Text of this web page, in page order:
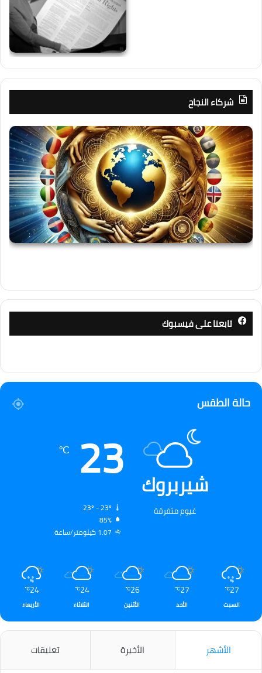
شركاء النجاح
تابعنا على فيسبوك
حالة الطقس
شيربروك
غيوم متفرقة
23
℃
85%
1.07 كيلومتر/ساعة
27
℃
السبت
27
℃
الأحد
26
℃
الأثنين
24
℃
الثلاثاء
24
℃
الأربعاء
الأشهر الأخيرة تعليقات